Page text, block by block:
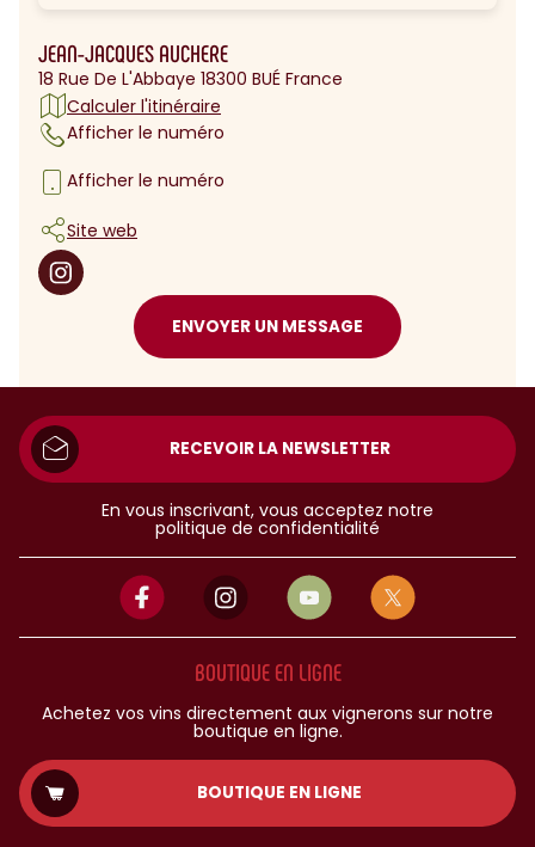
JEAN-JACQUES AUCHERE
18 Rue De L'Abbaye 18300 BUÉ France
Calculer l'itinéraire
Afficher le numéro
Afficher le numéro
Site web
ENVOYER UN MESSAGE
RECEVOIR LA NEWSLETTER
En vous inscrivant, vous acceptez notre
politique de confidentialité
BOUTIQUE EN LIGNE
Achetez vos vins directement aux vignerons sur notre
boutique en ligne.
BOUTIQUE EN LIGNE